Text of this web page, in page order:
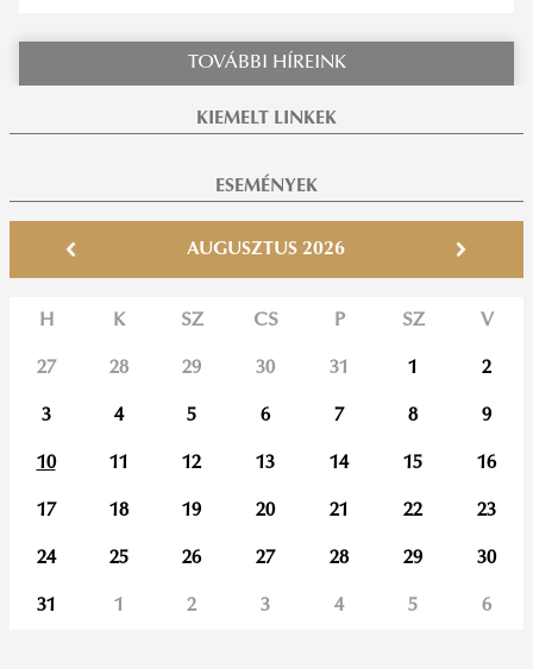
TOVÁBBI HÍREINK
KIEMELT LINKEK
ESEMÉNYEK
AUGUSZTUS 2026
H K SZ CS P SZ V
27 28 29 30 31 1 2
3 4 5 6 7 8 9
10 11 12 13 14 15 16
17 18 19 20 21 22 23
24 25 26 27 28 29 30
31 1 2 3 4 5 6